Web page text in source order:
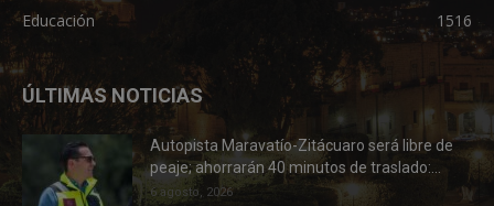
Educación
1516
ÚLTIMAS NOTICIAS
Autopista Maravatío-Zitácuaro será libre de
peaje; ahorrarán 40 minutos de traslado:...
6 agosto, 2026